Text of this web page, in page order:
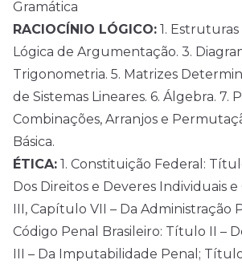
Gramática
RACIOCÍNIO LÓGICO: 1. Estruturas
Lógica de Argumentação. 3.
Trigonometria. 5. Matrizes
de Sistemas Lineares. 6. Álgebra. 7.
Combinações, Arranjos e
Básica.
ÉTICA: 1. Constituição Federal:
Dos Direitos e Deveres Individuais
III, Capítulo VII – Da Administração
Código Penal Brasileiro: Título II –
III – Da Imputabilidade Penal;